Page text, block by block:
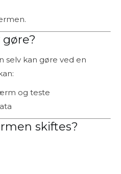
selv kan gøre ved en
og teste
skiftes?